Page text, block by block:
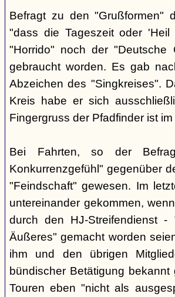
Befragt zu den "Grußformen"
"dass die Tageszeit oder
"Horrido" noch der "Deutsche
gebraucht worden. Es gab
Abzeichen des "Singkreises".
Kreis habe er sich
Fingergruss der Pfadfinder ist
Bei Fahrten, so der
Konkurrenzgefühl" gegenüber
"Feindschaft" gewesen. Im
untereinander gekommen,
durch den HJ-Streifendienst
Äußeres" gemacht worden
ihm und den übrigen
bündischer Betätigung
Touren eben "nicht als